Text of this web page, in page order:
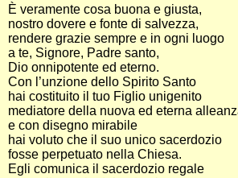
È veramente cosa buona e giusta,
nostro dovere e fonte di salvezza,
rendere grazie sempre e in ogni luogo
a te, Signore, Padre santo,
Dio onnipotente ed eterno.
Con l’unzione dello Spirito Santo
hai costituito il tuo Figlio unigenito
mediatore della nuova ed eterna
e con disegno mirabile
hai voluto che il suo unico sacerdozio
fosse perpetuato nella Chiesa.
Egli comunica il sacerdozio regale